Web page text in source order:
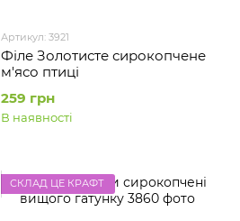
Артикул: 3921
Філе Золотисте сирокопчене
м'ясо птиці
259 грн
В наявності
СКЛАД ЦЕ КРАФТ